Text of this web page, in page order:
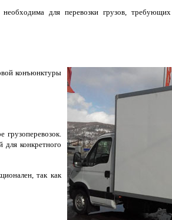
необходима для перевозки грузов,
конъюнктуры
конкретного
так как